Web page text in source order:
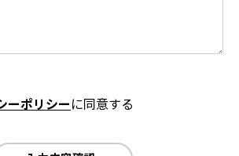
ーポリシーに同意する